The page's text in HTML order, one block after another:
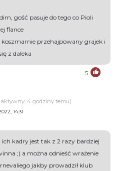
gość pasuje do tego co Pioli
flance
koszmarnie przehajpowany grajek i
z daleka
5
aktywny: 4 godziny temu)
14:31
kadry jest tak z 2 razy bardziej
;) a można odnieść wrażenie
jakby prowadził klub